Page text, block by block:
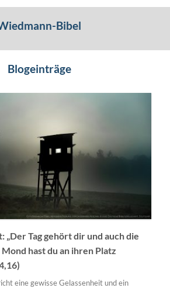
Bibel
Blogeinträge
„Der Tag gehört dir und auch die
hast du an ihren Platz
eine gewisse Gelassenheit und ein